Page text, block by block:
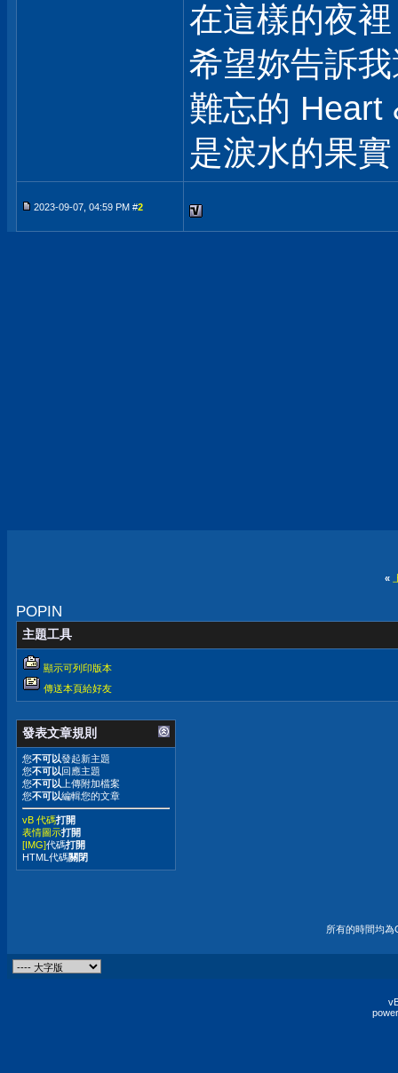
在這樣的夜
希望妳告訴
難忘的 Heart
是淚水的果實
2023-09-07, 04:59 PM #2
«
POPIN
主題工具
顯示可列印版本
傳送本頁給好友
發表文章規則
您不可以發起新主題
您不可以回應主題
您不可以 上傳附加檔案
您不可以編輯您的文章
vB 代碼打開
表情圖示打開
[IMG]代碼打開
HTML代碼關閉
所有的時間均為